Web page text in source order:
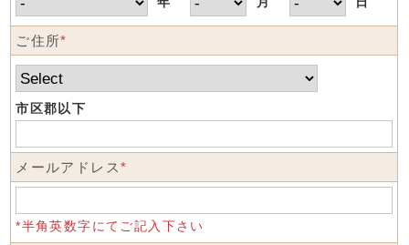
ご住所*
市区郡以下
メールアドレス*
*半角英数字にてご記入下さい